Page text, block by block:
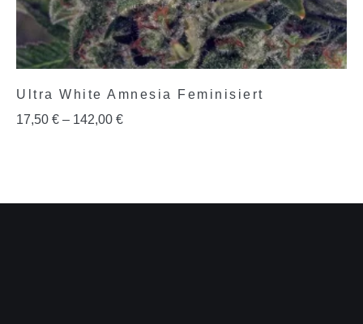
Ultra White Amnesia Feminisiert
17,50 € – 142,00 €